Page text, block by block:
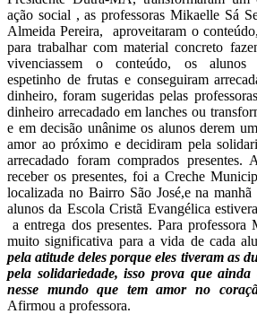
ação social , as professoras Mikaelle Sá
Almeida Pereira, aproveitaram o
para trabalhar com material concreto
vivenciassem o conteúdo, os alunos
espetinho de frutas e conseguiram
dinheiro, foram sugeridas pelas
dinheiro arrecadado em lanches ou
e em decisão unânime os alunos derem
amor ao próximo e decidiram pela
arrecadado foram comprados presentes.
receber os presentes, foi a Creche
localizada no Bairro São José,e na manhã
alunos da Escola Cristã Evangélica
a entrega dos presentes. Para
muito significativa para a vida de cada
pela atitude deles porque eles tiveram as
pela solidariedade, isso prova que ainda
nesse mundo que tem amor no
Afirmou a professora.